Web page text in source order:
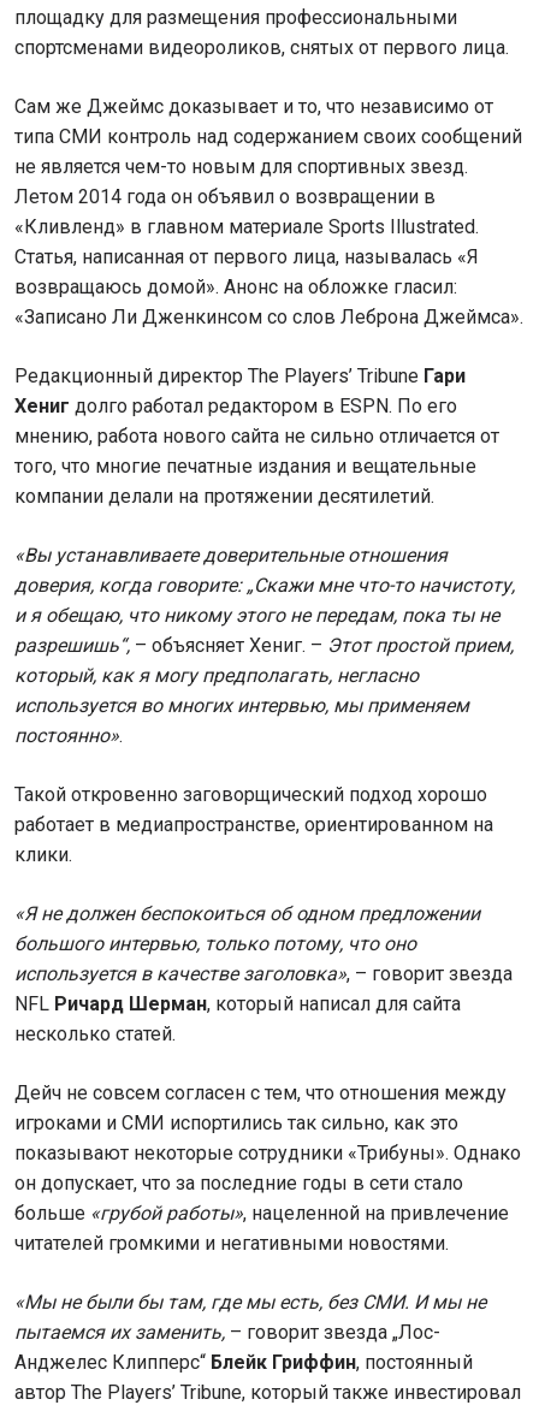
площадку для размещения профессиональными
спортсменами видеороликов, снятых от первого лица.
Сам же Джеймс доказывает и то, что независимо от
типа СМИ контроль над содержанием своих сообщений
не является чем-то новым для спортивных звезд.
Летом 2014 года он объявил о возвращении в
«Кливленд» в главном материале Sports Illustrated.
Статья, написанная от первого лица, называлась «Я
возвращаюсь домой». Анонс на обложке гласил:
«Записано Ли Дженкинсом со слов Леброна Джеймса».
Редакционный директор The Players’ Tribune Гари
Хениг долго работал редактором в ESPN. По его
мнению, работа нового сайта не сильно отличается от
того, что многие печатные издания и вещательные
компании делали на протяжении десятилетий.
«Вы устанавливаете доверительные отношения
доверия, когда говорите: „Скажи мне что-то начистоту,
и я обещаю, что никому этого не передам, пока ты не
разрешишь“, – объясняет Хениг. – Этот простой прием,
который, как я могу предполагать, негласно
используется во многих интервью, мы применяем
постоянно».
Такой откровенно заговорщический подход хорошо
работает в медиапространстве, ориентированном на
клики.
«Я не должен беспокоиться об одном предложении
большого интервью, только потому, что оно
используется в качестве заголовка», – говорит звезда
NFL Ричард Шерман, который написал для сайта
несколько статей.
Дейч не совсем согласен с тем, что отношения между
игроками и СМИ испортились так сильно, как это
показывают некоторые сотрудники «Трибуны». Однако
он допускает, что за последние годы в сети стало
больше «грубой работы», нацеленной на привлечение
читателей громкими и негативными новостями.
«Мы не были бы там, где мы есть, без СМИ. И мы не
пытаемся их заменить, – говорит звезда „Лос-
Анджелес Клипперс“ Блейк Гриффин, постоянный
автор The Players’ Tribune, который также инвестировал